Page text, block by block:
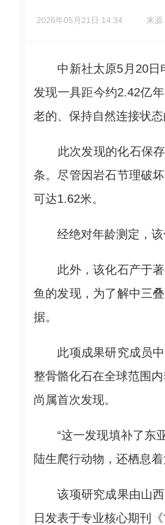
2026年05月21日 14:34 来源
中新社太原5月20日电
发现一具距今约2.42亿
老的、保持自然连接状
此次发现的化石保存
条。尽管因岩石节理破
可达1.62米。
经绝对年龄测定，该
此外，该化石产于著
鱼的发现，为了解中三
据。
此项成果研究成员中
整骨骼化石在全球范围
尚属首次发现。
“这一发现填补了东亚
陆生爬行动物，还栖息着
该项研究成果由山西
日发表于专业核心期刊